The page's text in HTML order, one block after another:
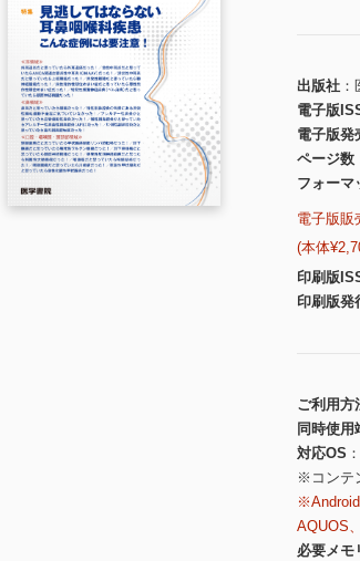
出版社
電子版
電子版発
ページ数
フォーマ
電子版販
(本体
印刷版
印刷版発
ご利用方
同時使用
対応OS
※コンテ
※Android
AQUOS
必要メモ